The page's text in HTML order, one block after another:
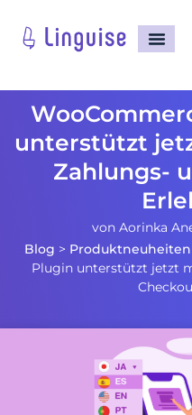
unterstützt
Zahlungs-
von Aorinka
Blog > Produktneuheiten
Plugin unterstützt jetzt